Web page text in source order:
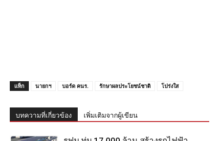
แท็ก นายกฯ บอร์ด คนร. รักษาผลประโยชน์ชาติ โปร่งใส
บทความที่เกี่ยวข้อง เพิ่มเติมจากผู้เขียน